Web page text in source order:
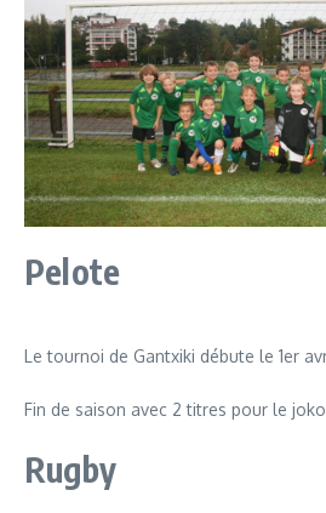
YouTube)
Pelote
Le tournoi de Gantxiki débute le 1er
Fin de saison avec 2 titres pour le
Rugby